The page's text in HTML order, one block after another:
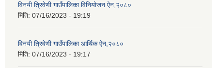
विनयी त्रिवेणी गाउँपालिका विनियोजन ऐन,२०८०
मिति: 07/16/2023 - 19:19
विनयी त्रिवेणी गाउँपालिका आर्थिक ऐन,२०८०
मिति: 07/16/2023 - 19:17